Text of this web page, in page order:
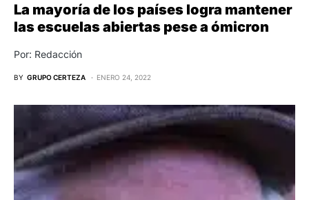
La mayoría de los países logra mantener
las escuelas abiertas pese a ómicron
Por: Redacción
BY GRUPO CERTEZA ENERO 24, 2022